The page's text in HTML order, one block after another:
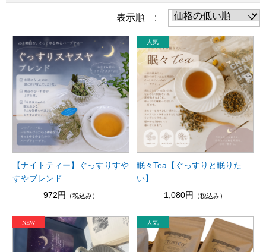
表示順 :
【ナイトティー】ぐっすりすや
すやブレンド
972円
（税込み）
眠々Tea【ぐっすりと眠りた
い】
1,080円
（税込み）